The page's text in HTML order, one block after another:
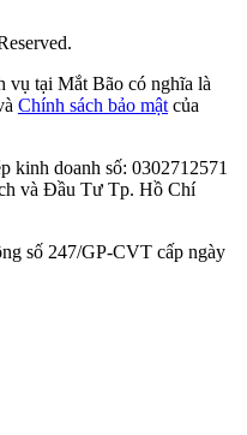
vụ tại Mắt Bão có nghĩa là
Chính sách bảo mật của
kinh doanh số: 0302712571
và Đầu Tư Tp. Hồ Chí
số 247/GP-CVT cấp ngày